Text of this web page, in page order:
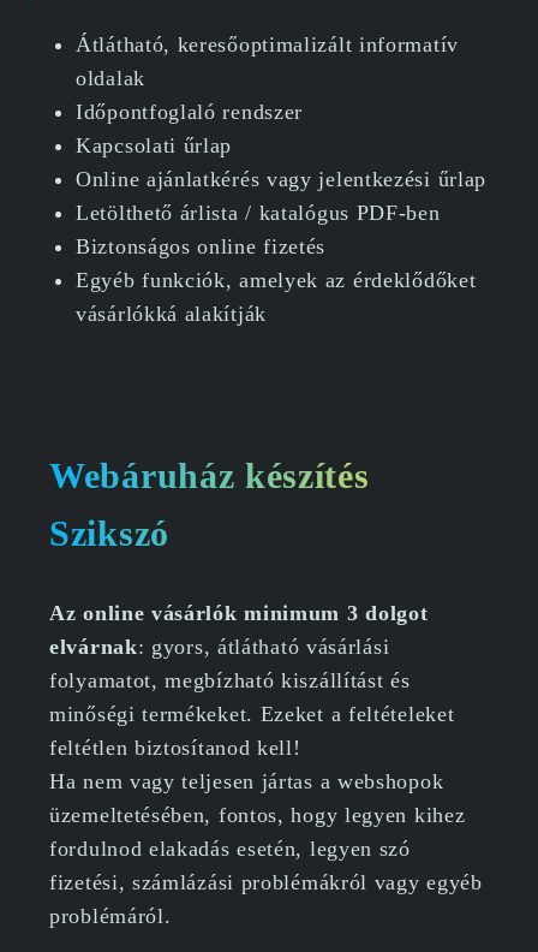
Átlátható, keresőoptimalizált informatív
oldalak
Időpontfoglaló rendszer
Kapcsolati űrlap
Online ajánlatkérés vagy jelentkezési űrlap
Letölthető árlista / katalógus PDF-ben
Biztonságos online fizetés
Egyéb funkciók, amelyek az érdeklődőket
vásárlókká alakítják
Webáruház készítés
Szikszó
Az online vásárlók minimum 3 dolgot
elvárnak: gyors, átlátható vásárlási
folyamatot, megbízható kiszállítást és
minőségi termékeket. Ezeket a feltételeket
feltétlen biztosítanod kell!
Ha nem vagy teljesen jártas a webshopok
üzemeltetésében, fontos, hogy legyen kihez
fordulnod elakadás esetén, legyen szó
fizetési, számlázási problémákról vagy egyéb
problémáról.